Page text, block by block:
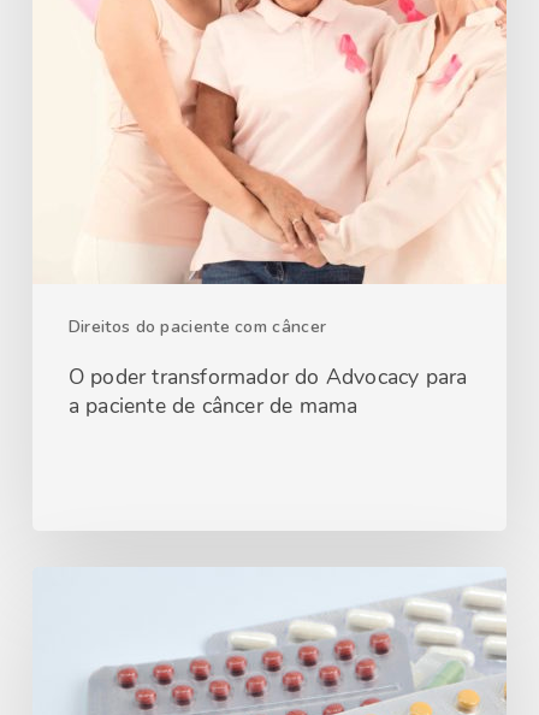
Direitos do paciente com câncer
O poder transformador do Advocacy para
a paciente de câncer de mama